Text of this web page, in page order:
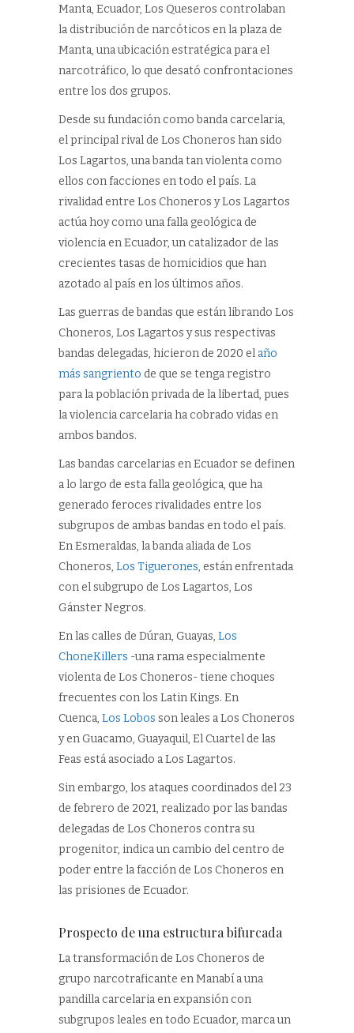
Manta, Ecuador, Los Queseros controlaban
la distribución de narcóticos en la plaza de
Manta, una ubicación estratégica para el
narcotráfico, lo que desató confrontaciones
entre los dos grupos.
Desde su fundación como banda carcelaria,
el principal rival de Los Choneros han sido
Los Lagartos, una banda tan violenta como
ellos con facciones en todo el país. La
rivalidad entre Los Choneros y Los Lagartos
actúa hoy como una falla geológica de
violencia en Ecuador, un catalizador de las
crecientes tasas de homicidios que han
azotado al país en los últimos años.
Las guerras de bandas que están librando Los
Choneros, Los Lagartos y sus respectivas
bandas delegadas, hicieron de 2020 el año
más sangriento de que se tenga registro
para la población privada de la libertad, pues
la violencia carcelaria ha cobrado vidas en
ambos bandos.
Las bandas carcelarias en Ecuador se definen
a lo largo de esta falla geológica, que ha
generado feroces rivalidades entre los
subgrupos de ambas bandas en todo el país.
En Esmeraldas, la banda aliada de Los
Choneros, Los Tiguerones, están enfrentada
con el subgrupo de Los Lagartos, Los
Gánster Negros.
En las calles de Dúran, Guayas, Los
ChoneKillers -una rama especialmente
violenta de Los Choneros- tiene choques
frecuentes con los Latin Kings. En
Cuenca, Los Lobos son leales a Los Choneros
y en Guacamo, Guayaquil, El Cuartel de las
Feas está asociado a Los Lagartos.
Sin embargo, los ataques coordinados del 23
de febrero de 2021, realizado por las bandas
delegadas de Los Choneros contra su
progenitor, indica un cambio del centro de
poder entre la facción de Los Choneros en
las prisiones de Ecuador.
Prospecto de una estructura bifurcada
La transformación de Los Choneros de
grupo narcotraficante en Manabí a una
pandilla carcelaria en expansión con
subgrupos leales en todo Ecuador, marca un